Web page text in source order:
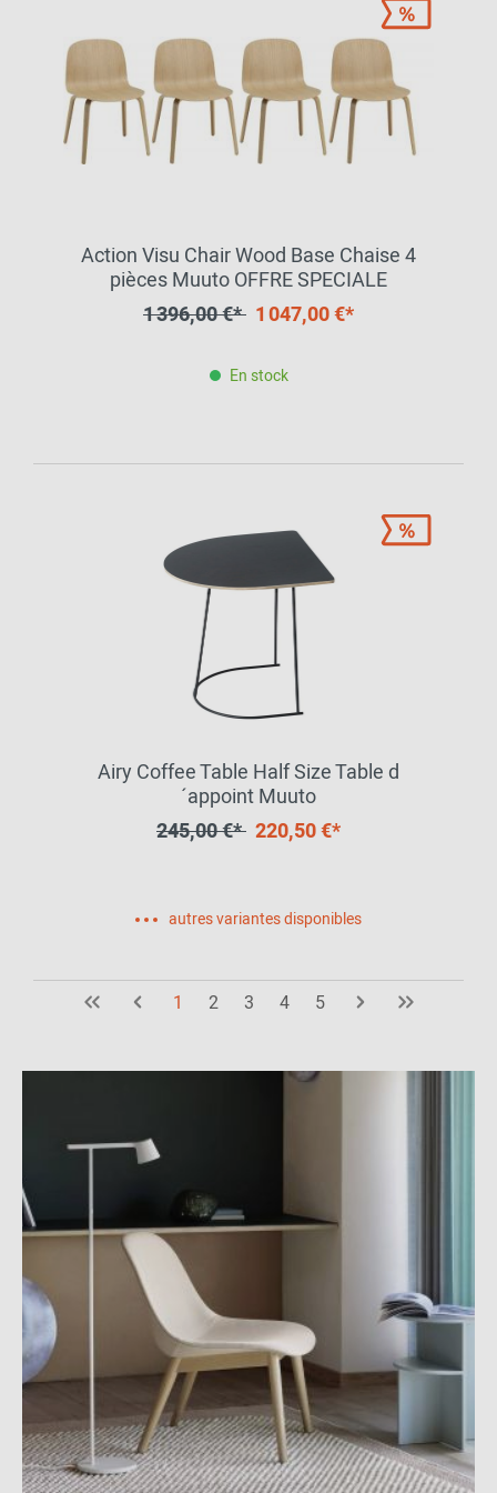
Action Visu Chair Wood Base Chaise 4
pièces Muuto OFFRE SPECIALE
1 396,00 €* 1 047,00 €*
En stock
Airy Coffee Table Half Size Table d
´appoint Muuto
245,00 €* 220,50 €*
autres variantes disponibles
1 2 3 4 5